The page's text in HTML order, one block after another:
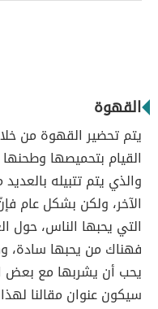
القهوة
يتم تحضير القهوة من
القيام بتحميصها
والذي يتم تتبيله
الآخر، ولكن بشكل عام
التي يحبها الناس، حول
فهناك من يحبها سادة،
يحب أن يشربها مع بعض
سيكون عنوان مقالنا